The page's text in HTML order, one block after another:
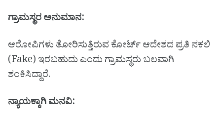
ಗ್ರಾಮಸ್ಥರ ಅನುಮಾನ:
ಆರೋಪಿಗಳು ತೋರಿಸುತ್ತಿರುವ ಕೋರ್ಟ್ ಆದೇಶದ ಪ್ರತಿ ನಕಲಿ
(Fake) ಇರಬಹುದು ಎಂದು ಗ್ರಾಮಸ್ಥರು ಬಲವಾಗಿ
ಶಂಕಿಸಿದ್ದಾರೆ.
ನ್ಯಾಯಕ್ಕಾಗಿ ಮನವಿ: